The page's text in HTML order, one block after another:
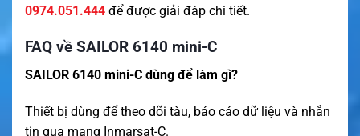
0974.051.444 để được giải đáp chi tiết.
FAQ về SAILOR 6140 mini-C
SAILOR 6140 mini-C dùng để làm gì?
Thiết bị dùng để theo dõi tàu, báo cáo dữ liệu và nhắn
tin qua mạng Inmarsat-C.